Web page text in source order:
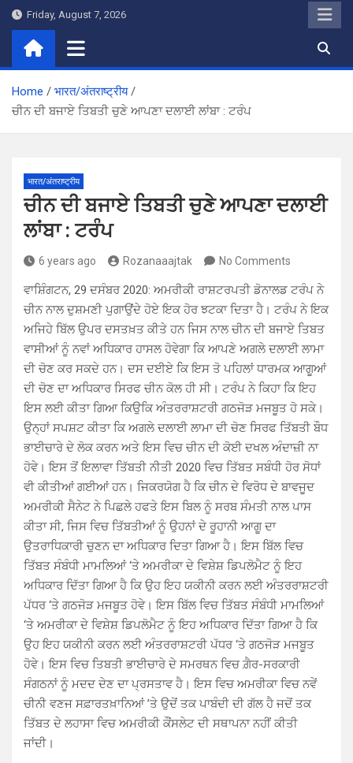
Skip
content
Friday, August 7, 2026
Home
भारत/अंतराष्ट्रीय
ਚੀਨ ਦੀ ਬਜਾਏ ਤਿਬਤੀ ਚੁਣੇ ਆਪਣਾ ਦਲਾਈ ਲਾਂਬਾ : ਟਰੰਪ
भारत/अंतराष्ट्रीय
ਚੀਨ ਦੀ ਬਜਾਏ ਤਿਬਤੀ ਚੁਣੇ ਆਪਣਾ ਦਲਾਈ
ਲਾਂਬਾ : ਟਰੰਪ
6 years ago Rozanaaajtak No Comments
ਵਾਸ਼ਿੰਗਟਨ, 29 ਦਸੰਬਰ 2020: ਅਮਰੀਕੀ ਰਾਸ਼ਟਰਪਤੀ ਡੋਨਾਲਡ ਟਰੰਪ ਨੇ
ਚੀਨ ਨਾਲ ਦੁਸ਼ਮਣੀ ਪੁਗਾਉਂਦੇ ਹੋਏ ਇਕ ਹੋਰ ਝਟਕਾ ਦਿਤਾ ਹੈ। ਟਰੰਪ ਨੇ ਇਕ
ਅਜਿਹੇ ਬਿੱਲ ਉਪਰ ਦਸਤਖ਼ਤ ਕੀਤੇ ਹਨ ਜਿਸ ਨਾਲ ਚੀਨ ਦੀ ਬਜਾਏ ਤਿਬਤ
ਵਾਸੀਆਂ ਨੂੰ ਨਵਾਂ ਅਧਿਕਾਰ ਹਾਸਲ ਹੋਵੇਗਾ ਕਿ ਆਪਣੇ ਅਗਲੇ ਦਲਾਈ ਲਾਮਾ
ਦੀ ਚੋਣ ਕਰ ਸਕਦੇ ਹਨ। ਦਸ ਦਈਏ ਕਿ ਇਸ ਤੋ ਪਹਿਲਾਂ ਧਾਰਮਕ ਆਗੂਆਂ
ਦੀ ਚੋਣ ਦਾ ਅਧਿਕਾਰ ਸਿਰਫ ਚੀਨ ਕੋਲ ਹੀ ਸੀ। ਟਰੰਪ ਨੇ ਕਿਹਾ ਕਿ ਇਹ
ਇਸ ਲਈ ਕੀਤਾ ਗਿਆ ਕਿਉਕਿ ਅੰਤਰਰਾਸ਼ਟਰੀ ਗਠਜੋੜ ਮਜਬੂਤ ਹੋ ਸਕੇ।
ਉਨ੍ਹਾਂ ਸਪਸ਼ਟ ਕੀਤਾ ਕਿ ਅਗਲੇ ਦਲਾਈ ਲਾਮਾ ਦੀ ਚੋਣ ਸਿਰਫ ਤਿੱਬਤੀ ਬੌਧ
ਭਾਈਚਾਰੇ ਦੇ ਲੋਕ ਕਰਨ ਅਤੇ ਇਸ ਵਿਚ ਚੀਨ ਦੀ ਕੋਈ ਦਖਲ ਅੰਦਾਜ਼ੀ ਨਾ
ਹੋਵੇ। ਇਸ ਤੋਂ ਇਲਾਵਾ ਤਿੱਬਤੀ ਨੀਤੀ 2020 ਵਿਚ ਤਿੱਬਤ ਸਬੰਧੀ ਹੋਰ ਸੋਧਾਂ
ਵੀ ਕੀਤੀਆਂ ਗਈਆਂ ਹਨ। ਜਿਕਰਯੋਗ ਹੈ ਕਿ ਚੀਨ ਦੇ ਵਿਰੋਧ ਦੇ ਬਾਵਜੂਦ
ਅਮਰੀਕੀ ਸੈਨੇਟ ਨੇ ਪਿਛਲੇ ਹਫਤੇ ਇਸ ਬਿਲ ਨੂੰ ਸਰਬ ਸੰਮਤੀ ਨਾਲ ਪਾਸ
ਕੀਤਾ ਸੀ, ਜਿਸ ਵਿਚ ਤਿੱਬਤੀਆਂ ਨੂੰ ਉਹਨਾਂ ਦੇ ਰੂਹਾਨੀ ਆਗੂ ਦਾ
ਉਤਰਾਧਿਕਾਰੀ ਚੁਣਨ ਦਾ ਅਧਿਕਾਰ ਦਿਤਾ ਗਿਆ ਹੈ। ਇਸ ਬਿੱਲ ਵਿਚ
ਤਿੱਬਤ ਸੰਬੰਧੀ ਮਾਮਲਿਆਂ ‘ਤੇ ਅਮਰੀਕਾ ਦੇ ਵਿਸ਼ੇਸ਼ ਡਿਪਲੋਮੈਟ ਨੂੰ ਇਹ
ਅਧਿਕਾਰ ਦਿੱਤਾ ਗਿਆ ਹੈ ਕਿ ਉਹ ਇਹ ਯਕੀਨੀ ਕਰਨ ਲਈ ਅੰਤਰਰਾਸ਼ਟਰੀ
ਪੱਧਰ ‘ਤੇ ਗਠਜੋੜ ਮਜਬੂਤ ਹੋਵੇ। ਇਸ ਬਿੱਲ ਵਿਚ ਤਿੱਬਤ ਸੰਬੰਧੀ ਮਾਮਲਿਆਂ
‘ਤੇ ਅਮਰੀਕਾ ਦੇ ਵਿਸ਼ੇਸ਼ ਡਿਪਲੋਮੈਟ ਨੂੰ ਇਹ ਅਧਿਕਾਰ ਦਿੱਤਾ ਗਿਆ ਹੈ ਕਿ
ਉਹ ਇਹ ਯਕੀਨੀ ਕਰਨ ਲਈ ਅੰਤਰਰਾਸ਼ਟਰੀ ਪੱਧਰ ‘ਤੇ ਗਠਜੋੜ ਮਜਬੂਤ
ਹੋਵੇ। ਇਸ ਵਿਚ ਤਿਬਤੀ ਭਾਈਚਾਰੇ ਦੇ ਸਮਰਥਨ ਵਿਚ ਗ਼ੈਰ-ਸਰਕਾਰੀ
ਸੰਗਠਨਾਂ ਨੂੰ ਮਦਦ ਦੇਣ ਦਾ ਪ੍ਰਸਤਾਵ ਹੈ। ਇਸ ਵਿਚ ਅਮਰੀਕਾ ਵਿਚ ਨਵੇਂ
ਚੀਨੀ ਵਣਜ ਸਫ਼ਾਰਤਖ਼ਾਨਿਆਂ ’ਤੇ ਉਦੋਂ ਤਕ ਪਾਬੰਦੀ ਦੀ ਗੱਲ ਹੈ ਜਦੋਂ ਤਕ
ਤਿੱਬਤ ਦੇ ਲਹਾਸਾ ਵਿਚ ਅਮਰੀਕੀ ਕੌਂਸਲੇਟ ਦੀ ਸਥਾਪਨਾ ਨਹੀਂ ਕੀਤੀ
ਜਾਂਦੀ।